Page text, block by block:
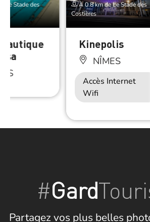
Le Stade des
À 0.8 km de Le Stade des
Costières
Kinepolis
NÎMES
Accès Internet
Wifi
#Gard
Partagez vos plus belles